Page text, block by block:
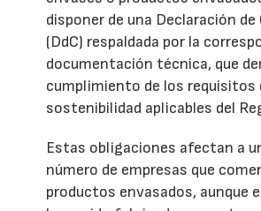
disponer de una Declaración
(DdC) respaldada por la
documentación técnica, que
cumplimiento de los requisitos
sostenibilidad aplicables del
Estas obligaciones afectan a
número de empresas que
productos envasados, aunque